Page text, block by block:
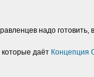
надо готовить, в
даёт Концепция